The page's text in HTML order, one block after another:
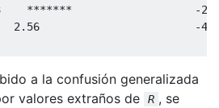
*******                   -2
2.56                        -4
a la confusión generalizada
valores extraños de
R , se